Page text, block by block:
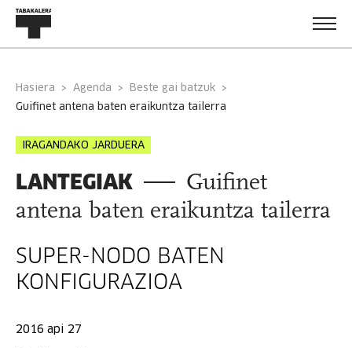
Hasiera Agenda
Beste gai batzuk
guifinet antena baten eraikuntza tailerra
IRAGANDAKO JARDUERA
LANTEGIAK
Guifinet
antena baten eraikuntza tailerra
SUPER-NODO BATEN
KONFIGURAZIOA
2016 api 27